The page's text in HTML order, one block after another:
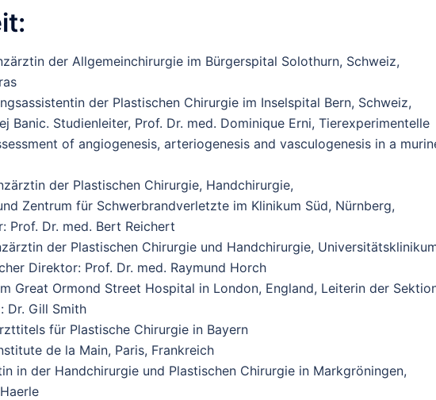
der Allgemeinchirurgie im Bürgerspital Solothurn, Schweiz,
der Plastischen Chirurgie im Inselspital Bern, Schweiz,
Banic. Studienleiter, Prof. Dr. med. Dominique Erni, Tierexperimentelle
of angiogenesis, arteriogenesis and vasculogenesis in a
der Plastischen Chirurgie, Handchirurgie,
Zentrum für Schwerbrandverletzte im Klinikum Süd, Nürnberg,
Prof. Dr. med. Bert Reichert
der Plastischen Chirurgie und Handchirurgie,
Direktor: Prof. Dr. med. Raymund Horch
Great Ormond Street Hospital in London, England, Leiterin der
Dr. Gill Smith
für Plastische Chirurgie in Bayern
de la Main, Paris, Frankreich
in der Handchirurgie und Plastischen Chirurgie in Markgröningen,